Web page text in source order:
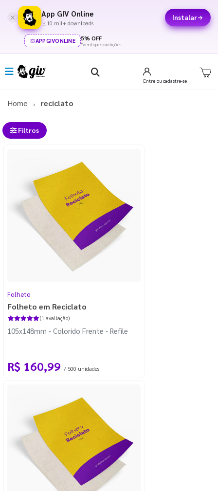
App GIV Online
10 mil+ downloads
Instalar
APPGIVONLINE 5% OFF
*verifique condições
Entre ou cadastre-se
Home reciclato
Filtros
Folheto
Folheto em Reciclato
(1 avaliação)
105x148mm - Colorido Frente - Refile
R$ 160,99 / 500 unidades